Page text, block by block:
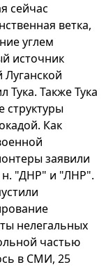
сейчас
ветка,
углем
источник
Луганской
Тука. Также Тука
структуры
Как
заявили
н. "ДНР" и "ЛНР".
нелегальных
частью
в СМИ, 25